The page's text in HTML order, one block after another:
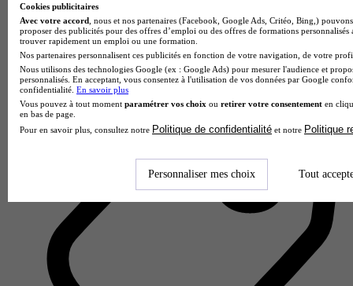
Bâtiment CFA Bretagne – Campus de Montgermont
Aucun avis
Montgermont
Cookies publicitaires
Avec votre accord , nous et nos partenaires (Facebook, Google Ads, Critéo, Bing,)
proposer des publicités pour des offres d’emploi ou des offres de formations
trouver rapidement un emploi ou une formation.
Nos partenaires personnalisent ces publicités en fonction de votre navigation, de votre
Nous utilisons des technologies Google (ex : Google Ads) pour mesurer l'audience et
personnalisés. En acceptant, vous consentez à l'utilisation de vos données par Google
confidentialité. En savoir plus
Vous pouvez à tout moment paramétrer vos choix ou retirer votre consentement en
en bas de page.
Pour en savoir plus, consultez notre Politique de confidentialité et notre Politique
Personnaliser mes choix Tout